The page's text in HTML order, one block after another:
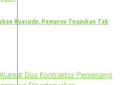
Ryacudu, Pemprov Tegaskan Tak